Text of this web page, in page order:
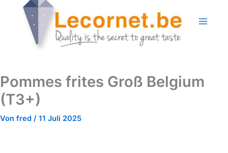
springen
Pommes frites Groß Belgium
(T3+)
Von fred / 11 Juli 2025